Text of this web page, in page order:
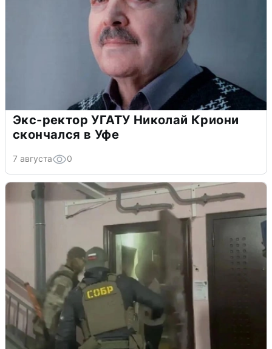
Экс-ректор УГАТУ Николай Криони
скончался в Уфе
7 августа 0